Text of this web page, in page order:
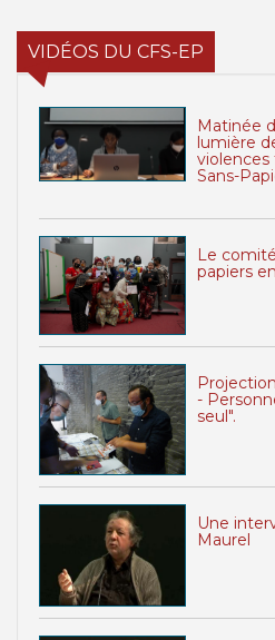
VIDÉOS DU CFS-EP
Matinée
lumière
Sans-
Le
papiers
-
seul".
Une
Maurel